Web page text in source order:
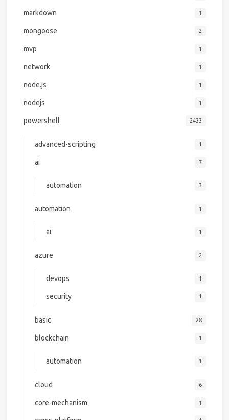
markdown 1
mongoose 2
mvp 1
network 1
node.js 1
nodejs 1
powershell 2433
advanced-scripting 1
ai 7
automation 3
automation 1
ai 1
azure 2
devops 1
security 1
basic 28
blockchain 1
automation 1
cloud 6
core-mechanism 1